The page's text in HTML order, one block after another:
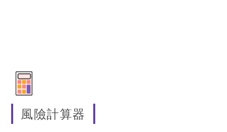
風險計算器